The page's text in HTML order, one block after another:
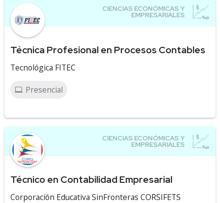
Técnica Profesional en Procesos Contables
Tecnológica FITEC
Presencial
Técnico en Contabilidad Empresarial
Corporación Educativa SinFronteras CORSIFETS